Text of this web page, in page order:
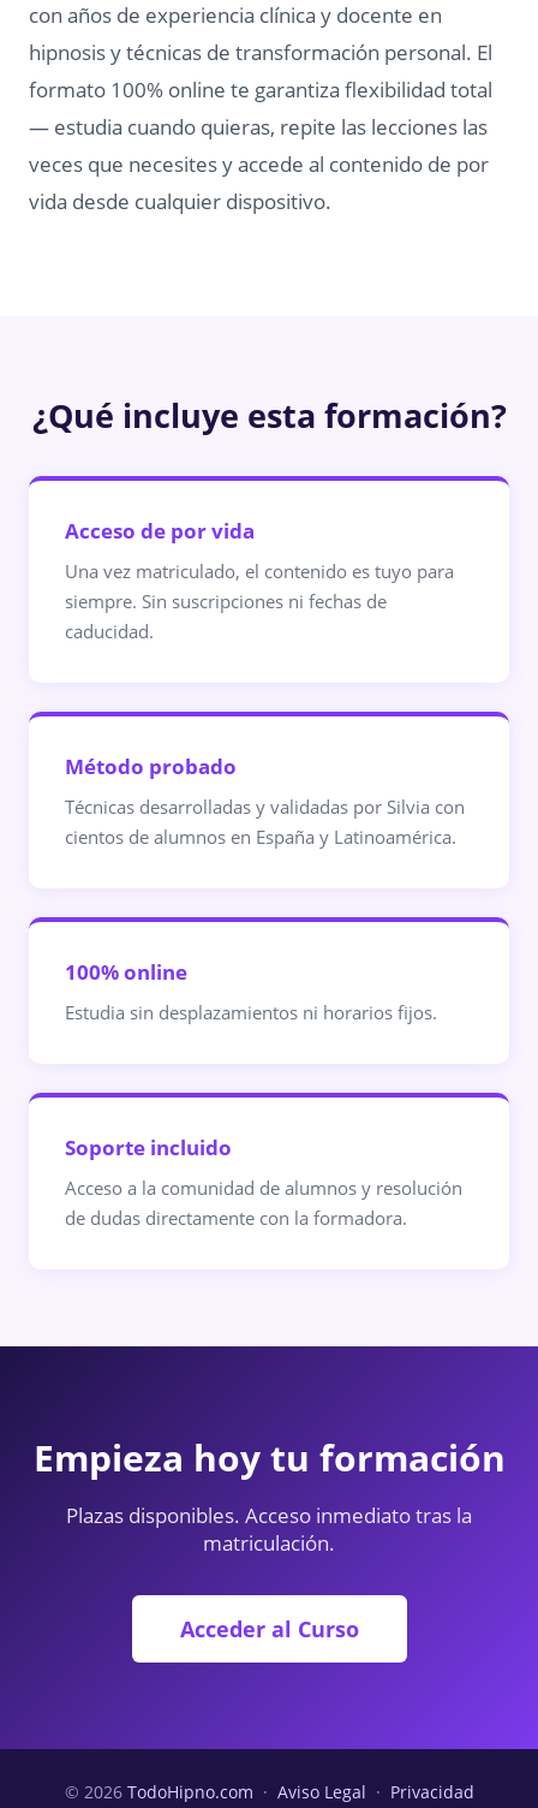
con años de experiencia clínica y docente en
hipnosis y técnicas de transformación personal. El
formato 100% online te garantiza flexibilidad total
— estudia cuando quieras, repite las lecciones las
veces que necesites y accede al contenido de por
vida desde cualquier dispositivo.
¿Qué incluye esta formación?
Acceso de por vida
Una vez matriculado, el contenido es tuyo para
siempre. Sin suscripciones ni fechas de
caducidad.
Método probado
Técnicas desarrolladas y validadas por Silvia con
cientos de alumnos en España y Latinoamérica.
100% online
Estudia sin desplazamientos ni horarios fijos.
Soporte incluido
Acceso a la comunidad de alumnos y resolución
de dudas directamente con la formadora.
Empieza hoy tu formación
Plazas disponibles. Acceso inmediato tras la
matriculación.
Acceder al Curso
© 2026 TodoHipno.com · Aviso Legal · Privacidad